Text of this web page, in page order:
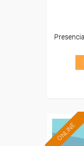
ONLINE